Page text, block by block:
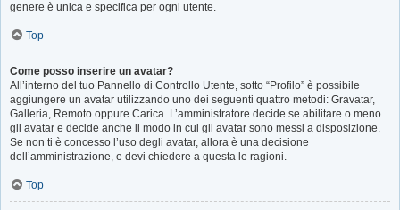
genere è unica e specifica per ogni utente.
Top
Come posso inserire un avatar?
All’interno del tuo Pannello di Controllo Utente, sotto “Profilo” è possibile
aggiungere un avatar utilizzando uno dei seguenti quattro metodi: Gravatar,
Galleria, Remoto oppure Carica. L’amministratore decide se abilitare o meno
gli avatar e decide anche il modo in cui gli avatar sono messi a disposizione.
Se non ti è concesso l’uso degli avatar, allora è una decisione
dell’amministrazione, e devi chiedere a questa le ragioni.
Top